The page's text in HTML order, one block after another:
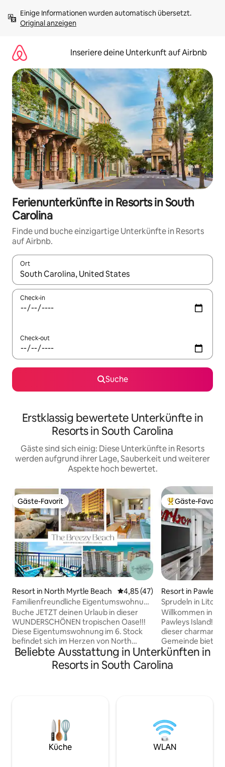
Inhalten
springenOriginal anzeigen
Inseriere deine Unterkunft auf Airbnb
Ferienunterkünfte in Resorts in South
Carolina
Finde und buche einzigartige Unterkünfte in Resorts
auf Airbnb.
Ort
Wenn Ergebnisse verfügbar sind, navigiere mit den
Check-in
Check-out
Suche
Erstklassig bewertete Unterkünfte in
Resorts in South Carolina
Gäste sind sich einig: Diese Unterkünfte in Resorts
werden aufgrund ihrer Lage, Sauberkeit und weiterer
Aspekte hoch bewertet.
Gäste-Favorit
Gäste-Favorit
Resort in North Myrtle Beach Durchschnittliche Bewertung:
4,85 (47)
Familienfreundliche Eigentumswohnung
direkt am Meer, N Myrtle
Buche JETZT deinen Urlaub in dieser
WUNDERSCHÖNEN tropischen Oase!!!
Diese Eigentumswohnung im 6. Stock
befindet sich im Herzen von North
Myrtle Beach und bietet einen
atemberaubenden Meerblick von
deinem Wohnzimmer und Balkon aus.
Innenwhirlpool und 3 Whirlpools am
Meer. Sonnenanbeter werden die
üppige tropische Landschaftsgestaltung
und die Tiki-Bar auf dem Pool-Deck
Beliebter Gäste-
Gäste-Favorit
Resort in Pawleys
Sprudeln in
Willkommen in
Pawleys Island!
dieser
Gemeinde bietet
Mischung aus
südlichem Charme. Du wirst von
einer
Aufenthalt noch
gestalten. Das
bequeme
Beliebte Ausstattung in Unterkünften in
Resorts in South Carolina
Küche WLAN